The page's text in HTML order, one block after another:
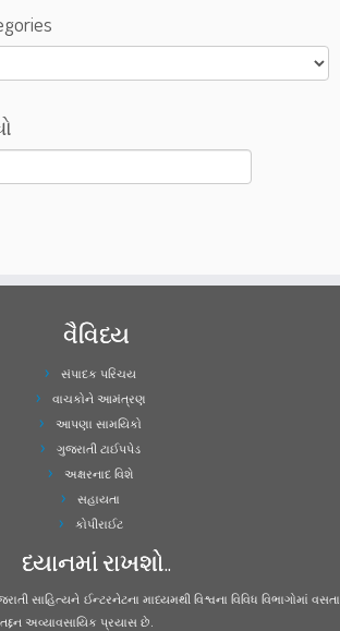
વૈવિધ્ય
સંપાદક પરિચય
વાચકોને આમંત્રણ
આપણા સામયિકો
ગુજરાતી ટાઈપપેડ
અક્ષરનાદ વિશે
સહાયતા
કોપીરાઈટ
ધ્યાનમાં રાખશો..
સાહિત્યને ઈન્ટરનેટના માધ્યમથી વિશ્વના વિવિધ વિભાગોમાં વસતા
અવ્યાવસાયિક પ્રયાસ છે.